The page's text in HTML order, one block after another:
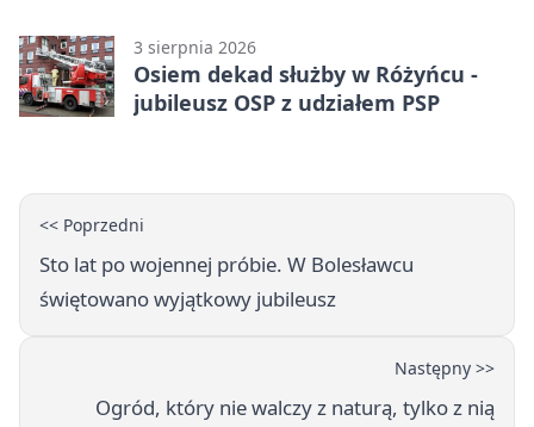
3 sierpnia 2026
Osiem dekad służby w Różyńcu -
jubileusz OSP z udziałem PSP
<< Poprzedni
Sto lat po wojennej próbie. W Bolesławcu
świętowano wyjątkowy jubileusz
Następny >>
Ogród, który nie walczy z naturą, tylko z nią